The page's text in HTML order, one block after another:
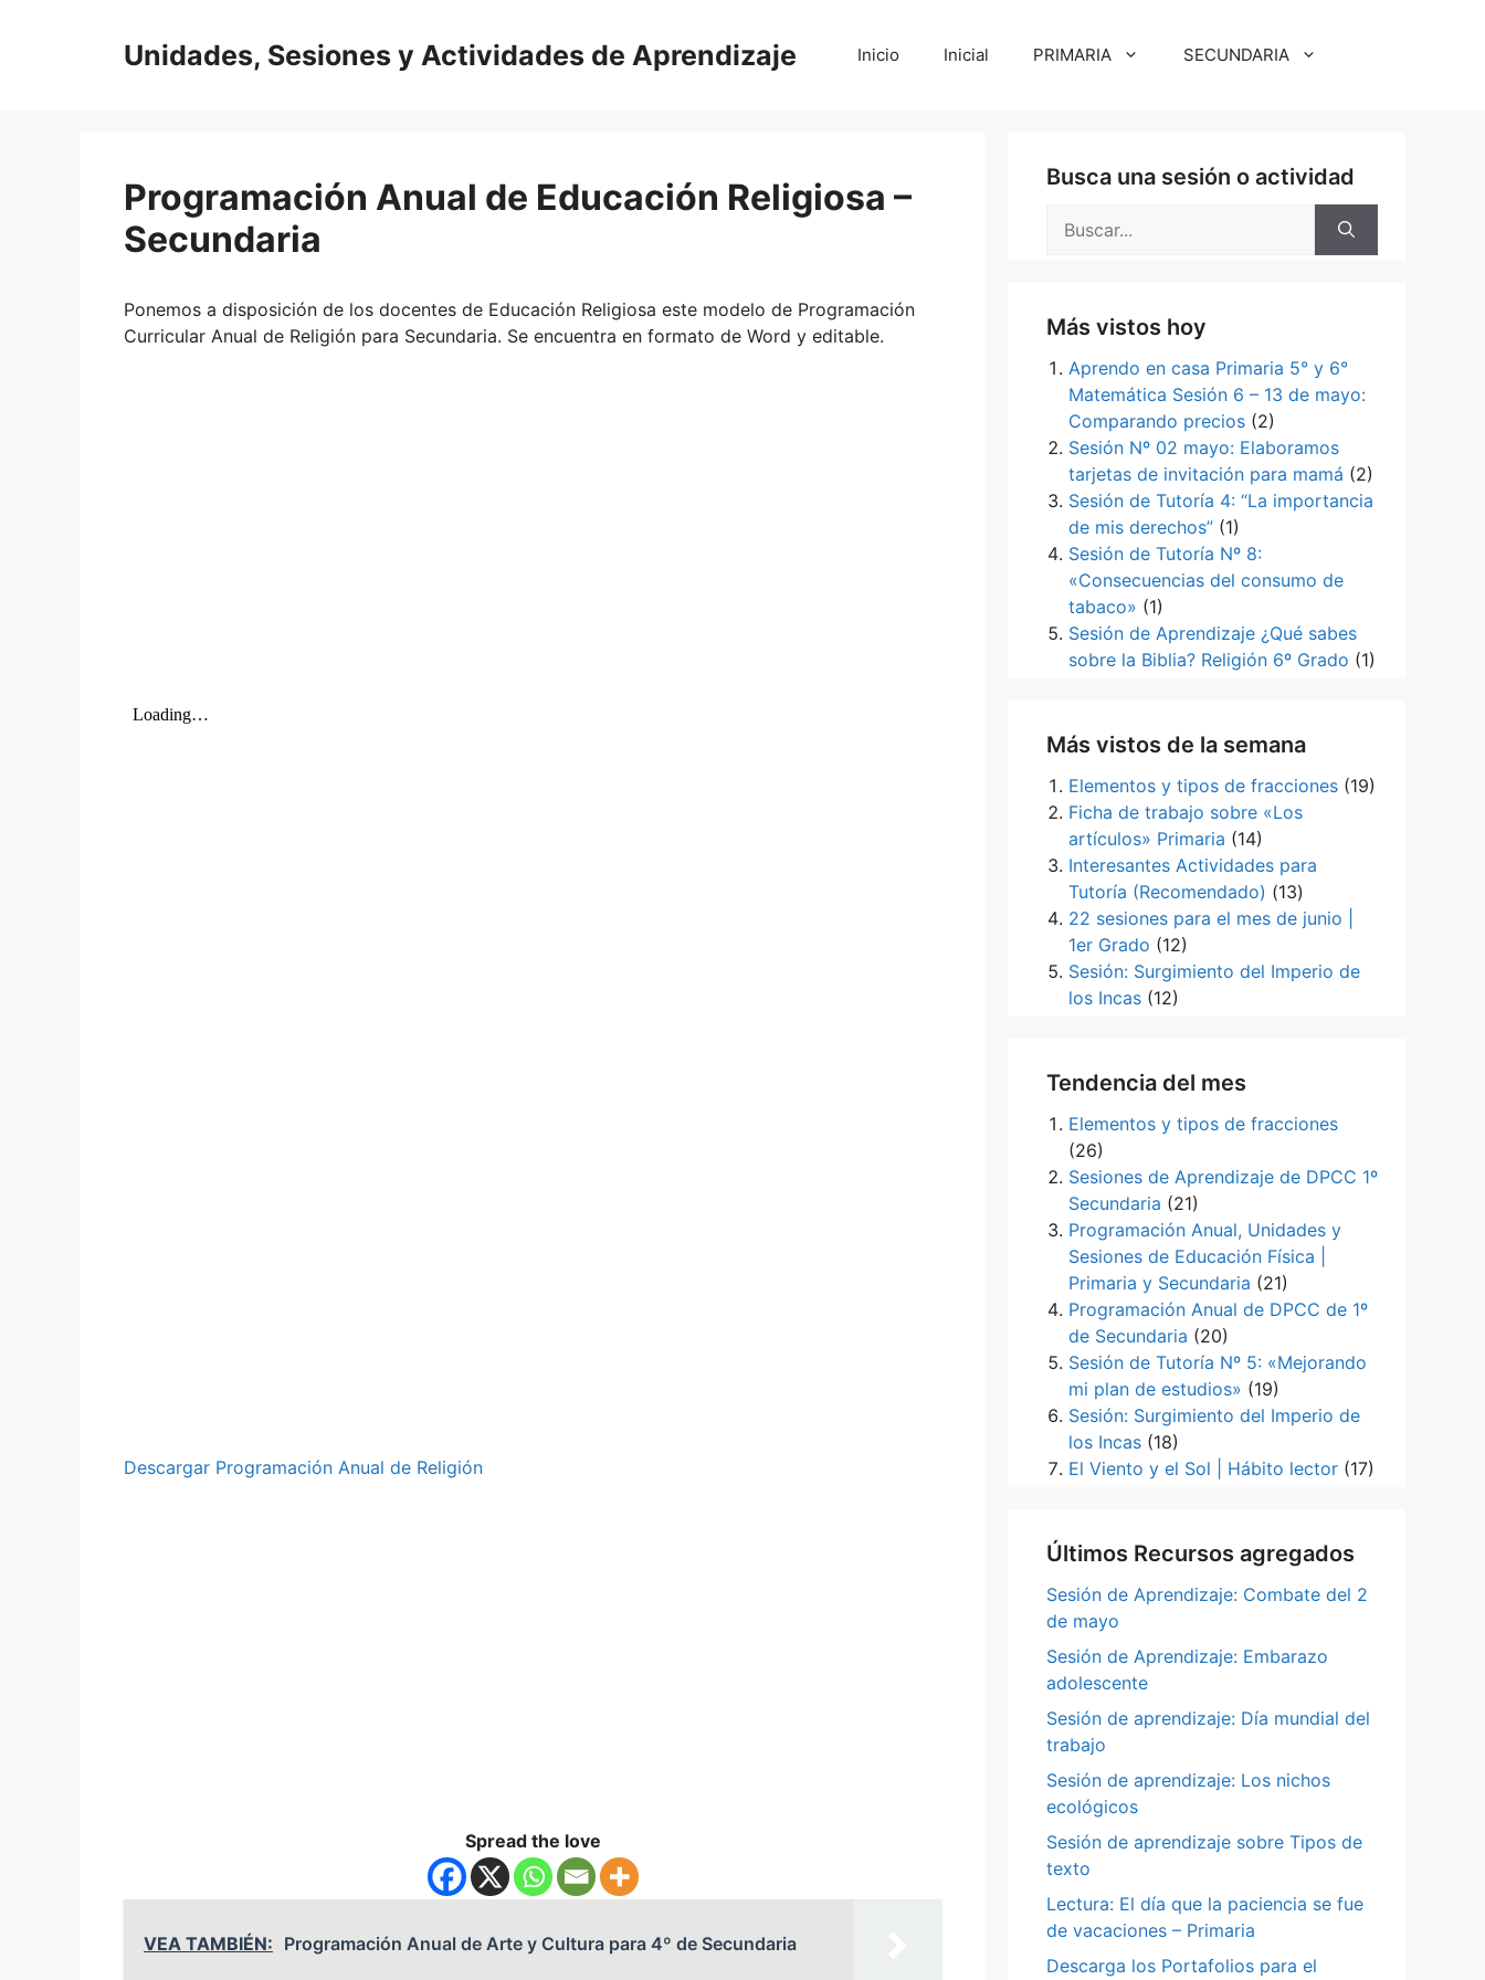
Unidades, Sesiones y Actividades de Aprendizaje Inicio Inicial PRIMARIA SECUNDARIA
Programación Anual de Educación Religiosa –
Secundaria
Ponemos a disposición de los docentes de Educación Religiosa este modelo de Programación
Curricular Anual de Religión para Secundaria. Se encuentra en formato de Word y editable.
Descargar Programación Anual de Religión
Spread the love
VEA TAMBIÉN: Programación Anual de Arte y Cultura para 4º de Secundaria
Busca una sesión o actividad
Más vistos hoy
Aprendo en casa Primaria 5° y 6°
Matemática Sesión 6 – 13 de mayo:
Comparando precios (2)
Sesión Nº 02 mayo: Elaboramos
tarjetas de invitación para mamá (2)
Sesión de Tutoría 4: “La importancia
de mis derechos” (1)
Sesión de Tutoría Nº 8:
«Consecuencias del consumo de
tabaco» (1)
Sesión de Aprendizaje ¿Qué sabes
sobre la Biblia? Religión 6º Grado (1)
Más vistos de la semana
Elementos y tipos de fracciones (19)
Ficha de trabajo sobre «Los
artículos» Primaria (14)
Interesantes Actividades para
Tutoría (Recomendado) (13)
22 sesiones para el mes de junio |
1er Grado (12)
Sesión: Surgimiento del Imperio de
los Incas (12)
Tendencia del mes
Elementos y tipos de fracciones
(26)
Sesiones de Aprendizaje de DPCC 1º
Secundaria (21)
Programación Anual, Unidades y
Sesiones de Educación Física |
Primaria y Secundaria (21)
Programación Anual de DPCC de 1º
de Secundaria (20)
Sesión de Tutoría Nº 5: «Mejorando
mi plan de estudios» (19)
Sesión: Surgimiento del Imperio de
los Incas (18)
El Viento y el Sol | Hábito lector (17)
Últimos Recursos agregados
Sesión de Aprendizaje: Combate del 2
de mayo
Sesión de Aprendizaje: Embarazo
adolescente
Sesión de aprendizaje: Día mundial del
trabajo
Sesión de aprendizaje: Los nichos
ecológicos
Sesión de aprendizaje sobre Tipos de
texto
Lectura: El día que la paciencia se fue
de vacaciones – Primaria
Descarga los Portafolios para el